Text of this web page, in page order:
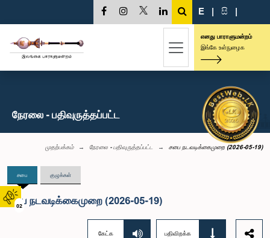
02
E | සි |
எனது பாராளுமன்றம்
இங்கே உள்நுழைக
நேரலை - பதிவுருத்தப்பட்ட
முதற்பக்கம் நேரலை - பதிவுருத்தப்பட்ட சபை நடவடிக்கைமுறை (2026-05-19)
சபை குழுக்கள்
சபை நடவடிக்கைமுறை (2026-05-19)
கேட்க பதிவிறக்க